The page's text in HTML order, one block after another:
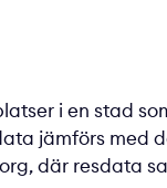
i en stad
jämförs med
där resdata